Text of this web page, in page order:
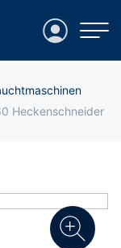
Login
Heckenschneider